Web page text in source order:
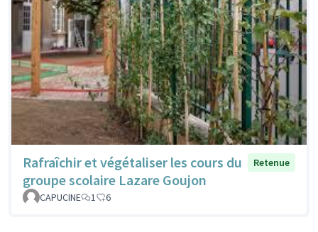
Rafraîchir et végétaliser les cours du
groupe scolaire Lazare Goujon
Retenue
CAPUCINE 1 6